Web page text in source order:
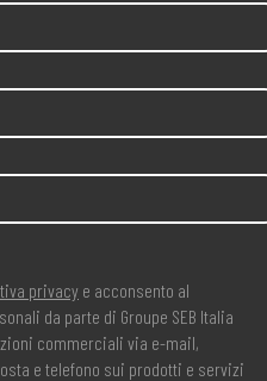
privacy e acconsento al
da parte di Groupe SEB Italia
commerciali via e-mail,
e telefono sui prodotti e servizi